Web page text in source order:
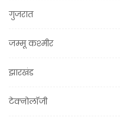
गुजरात
जम्मू कश्मीर
झारखंड
टेक्नोलॉजी